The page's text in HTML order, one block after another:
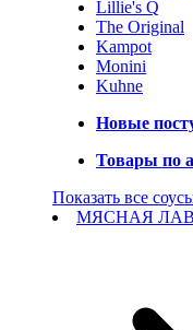
Lillie's Q
The Original
Kampot
Monini
Kuhne
Новые
Товары по
Показать все
МЯСНАЯ